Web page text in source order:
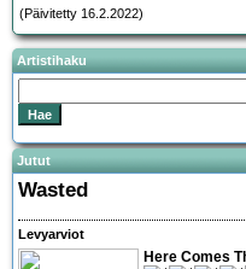
(Päivitetty 16.2.2022)
Artistihaku
Jutut
Wasted
Levyarviot
Here Comes